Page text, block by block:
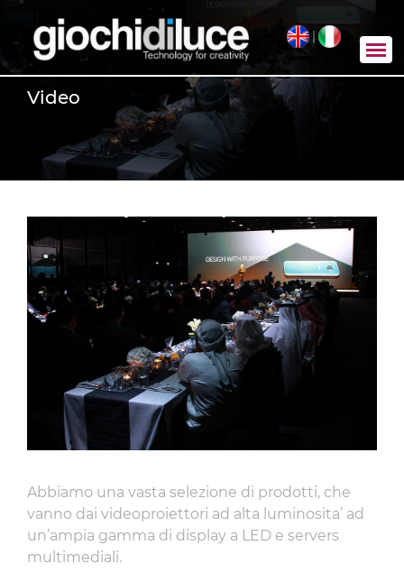
|
Video
Abbiamo una vasta selezione di prodotti, che
vanno dai videoproiettori ad alta luminosita’ ad
un’ampia gamma di display a LED e servers
multimediali.